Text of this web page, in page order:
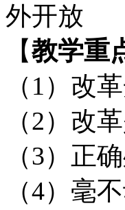
外开放
【教学重
（ 1 ）改
（2）改
（3）正
（4）毫